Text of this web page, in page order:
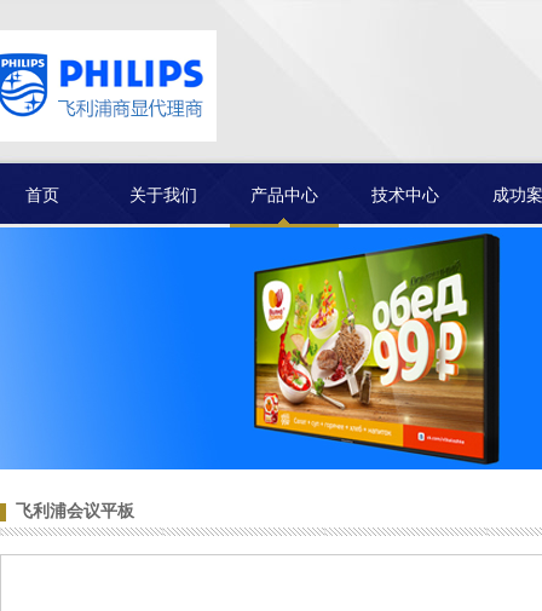
首页 关于我们 产品中心 技术中心 成功
飞利浦会议平板